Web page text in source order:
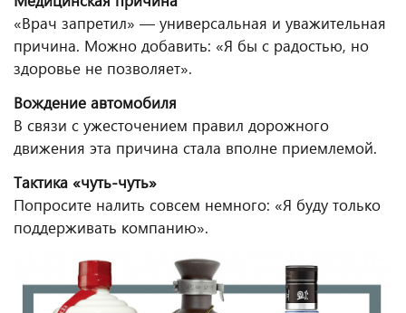
«Врач запретил» — универсальная и уважительная
причина. Можно добавить: «Я бы с радостью, но
здоровье не позволяет».
Вождение автомобиля
В связи с ужесточением правил дорожного
движения эта причина стала вполне приемлемой.
Тактика «чуть-чуть»
Попросите налить совсем немного: «Я буду только
поддерживать компанию».